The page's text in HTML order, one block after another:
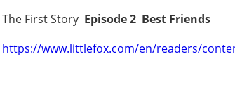
The First Story Episode 2 Best Friends
https://www.littlefox.com/en/readers/